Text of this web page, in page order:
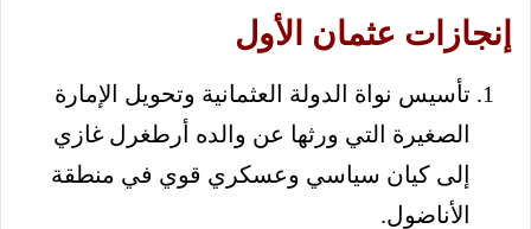
إنجازات عثمان الأول
تأسيس نواة الدولة العثمانية وتحويل الإمارة
الصغيرة التي ورثها عن والده أرطغرل غازي
إلى كيان سياسي وعسكري قوي في منطقة
الأناضول.